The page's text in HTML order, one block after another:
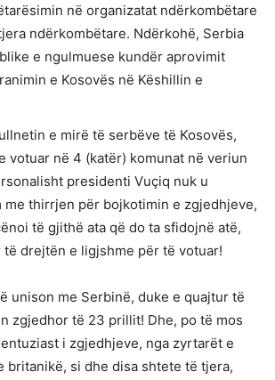
në organizatat ndërkombëtare
ndërkombëtare. Ndërkohë, Serbia
e ngulmuese kundër aprovimit
e Kosovës në Këshillin e
e mirë të serbëve të Kosovës,
votuar në 4 (katër) komunat në veriun
presidenti Vuçiq nuk u
me thirrjen për bojkotimin e zgjedhjeve,
të gjithë ata që do ta sfidojnë atë,
drejtën e ligjshme për të votuar!
unison me Serbinë, duke e quajtur të
zgjedhor të 23 prillit! Dhe, po të mos
i zgjedhjeve, nga zyrtarët e
britanikë, si dhe disa shtete të tjera,